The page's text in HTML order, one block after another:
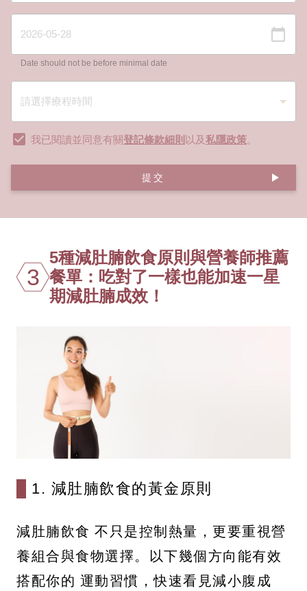
Date should not be before minimal date
我已閱讀並同意有關登記條款細則 以及私隱政策。
提交
3
5種減肚腩飲食原則與營養師推薦
餐單：吃對了一樣也能加速一星
期減肚腩成效！
1. 減肚腩飲食的黃金原則
減肚腩飲食 不只是控制熱量，更要重視營
養組合與食物選擇。以下幾個方向能有效
搭配你的 運動習慣，快速看見減小腹成